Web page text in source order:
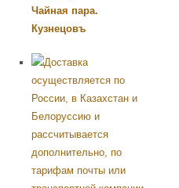
Чайная пара.
Кузнецовъ